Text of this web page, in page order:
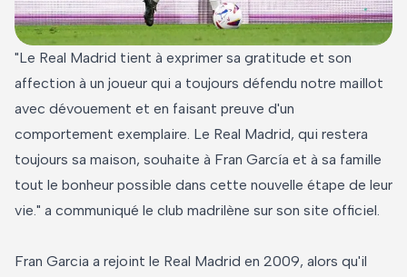
"Le Real Madrid tient à exprimer sa gratitude et son
affection à un joueur qui a toujours défendu notre maillot
avec dévouement et en faisant preuve d'un
comportement exemplaire. Le Real Madrid, qui restera
toujours sa maison, souhaite à Fran García et à sa famille
tout le bonheur possible dans cette nouvelle étape de leur
vie." a communiqué le club madrilène sur son site officiel.
Fran Garcia a rejoint le Real Madrid en 2009, alors qu'il